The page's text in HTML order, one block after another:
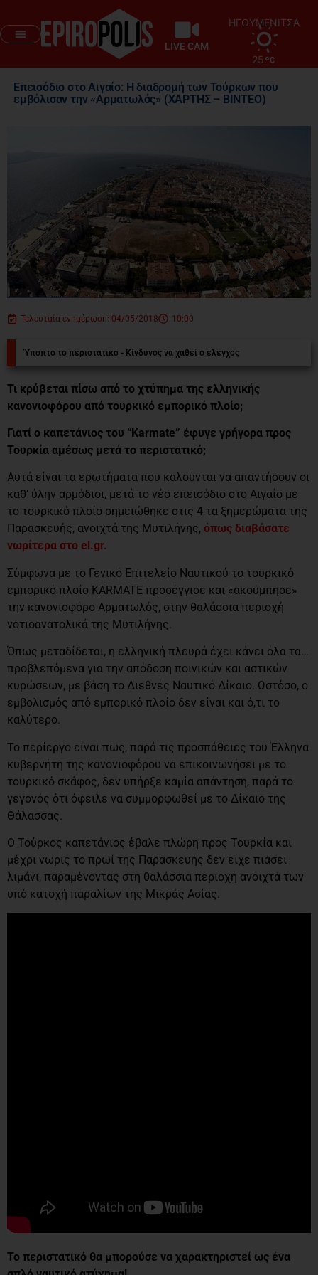
LIVE CAM
ΗΓΟΥΜΕΝΙΤΣΑ
25
Επεισόδιο στο Αιγαίο: Η διαδρομή των Τούρκων που
εμβόλισαν την «Αρματωλός» (ΧΑΡΤΗΣ – ΒΙΝΤΕΟ)
Τελευταία ενημέρωση: 04/05/2018 10:00
Ύποπτο το περιστατικό - Κίνδυνος να χαθεί ο έλεγχος
Τι κρύβεται πίσω από το χτύπημα της ελληνικής
κανονιοφόρου από τουρκικό εμπορικό πλοίο;
Γιατί ο καπετάνιος του “Karmate” έφυγε γρήγορα προς
Τουρκία αμέσως μετά το περιστατικό;
Αυτά είναι τα ερωτήματα που καλούνται να απαντήσουν οι
καθ’ ύλην αρμόδιοι, μετά το νέο επεισόδιο στο Αιγαίο με
το τουρκικό πλοίο σημειώθηκε στις 4 τα ξημερώματα της
Παρασκευής, ανοιχτά της Μυτιλήνης, όπως διαβάσατε
νωρίτερα στο el.gr.
Σύμφωνα με το Γενικό Επιτελείο Ναυτικού το τουρκικό
εμπορικό πλοίο KARMATE προσέγγισε και «ακούμπησε»
την κανονιοφόρο Αρματωλός, στην θαλάσσια περιοχή
νοτιοανατολικά της Μυτιλήνης.
Όπως μεταδίδεται, η ελληνική πλευρά έχει κάνει όλα τα…
προβλεπόμενα για την απόδοση ποινικών και αστικών
κυρώσεων, με βάση το Διεθνές Ναυτικό Δίκαιο. Ωστόσο, ο
εμβολισμός από εμπορικό πλοίο δεν είναι και ό,τι το
καλύτερο.
Το περίεργο είναι πως, παρά τις προσπάθειες του Έλληνα
κυβερνήτη της κανονιοφόρου να επικοινωνήσει με το
τουρκικό σκάφος, δεν υπήρξε καμία απάντηση, παρά το
γεγονός ότι όφειλε να συμμορφωθεί με το Δίκαιο της
Θάλασσας.
Ο Τούρκος καπετάνιος έβαλε πλώρη προς Τουρκία και
μέχρι νωρίς το πρωί της Παρασκευής δεν είχε πιάσει
λιμάνι, παραμένοντας στη θαλάσσια περιοχή ανοιχτά των
υπό κατοχή παραλίων της Μικράς Ασίας.
Το περιστατικό θα μπορούσε να χαρακτηριστεί ως ένα